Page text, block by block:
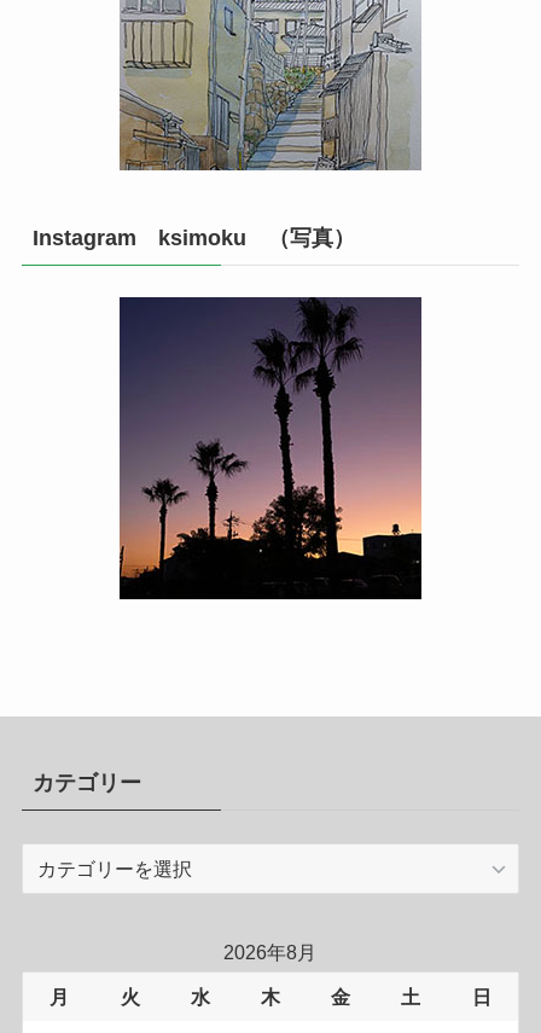
Instagram ksimoku （写真）
カテゴリー
ー
2026年8月
月 火 水 木 金 土 日